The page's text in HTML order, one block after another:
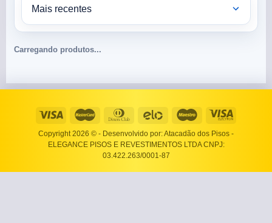
Carregando produtos...
Copyright 2026 © - Desenvolvido por: Atacadão dos Pisos -
ELEGANCE PISOS E REVESTIMENTOS LTDA CNPJ:
03.422.263/0001-87